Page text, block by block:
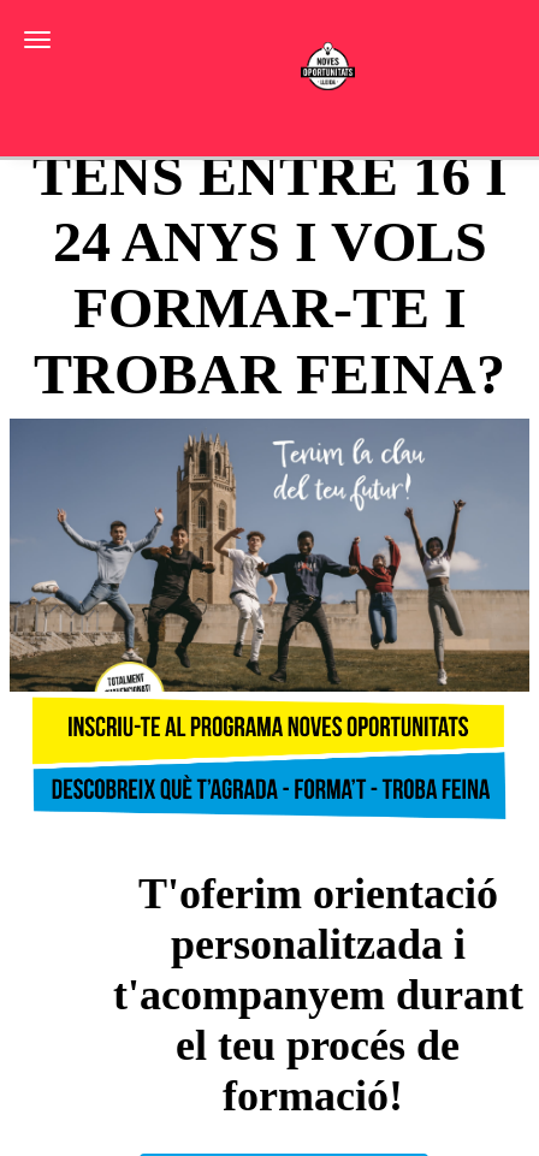
Toggle navigation
TENS ENTRE 16 I
24 ANYS I VOLS
FORMAR-TE I
TROBAR FEINA?
T'oferim orientació
personalitzada i
t'acompanyem durant
el teu procés de
formació!